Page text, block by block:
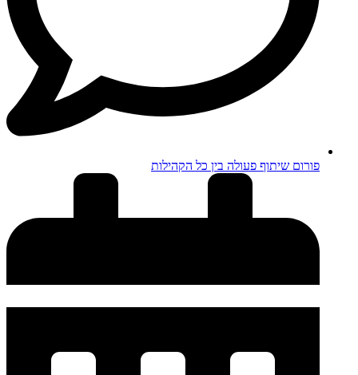
פורום שיתוף פעולה בין כל הקהילות